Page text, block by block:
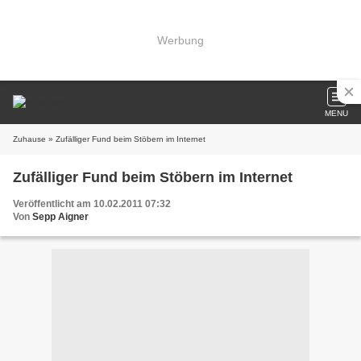
Werbung
MENU
Zuhause » Zufälliger Fund beim Stöbern im Internet
Zufälliger Fund beim Stöbern im Internet
Veröffentlicht am 10.02.2011 07:32
Von Sepp Aigner